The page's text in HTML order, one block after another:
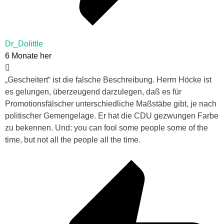
Dr_Dolittle
6 Monate her
„Gescheitert“ ist die falsche Beschreibung. Herrn Höcke ist
es gelungen, überzeugend darzulegen, daß es für
Promotionsfälscher unterschiedliche Maßstäbe gibt, je nach
politischer Gemengelage. Er hat die CDU gezwungen Farbe
zu bekennen. Und: you can fool some people some of the
time, but not all the people all the time.